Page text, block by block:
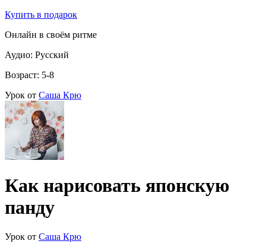
Купить в подарок
Онлайн в своём ритме
Аудио: Русский
Возраст: 5-8
Урок от Саша Крю
Как нарисовать японскую
панду
Урок от Саша Крю